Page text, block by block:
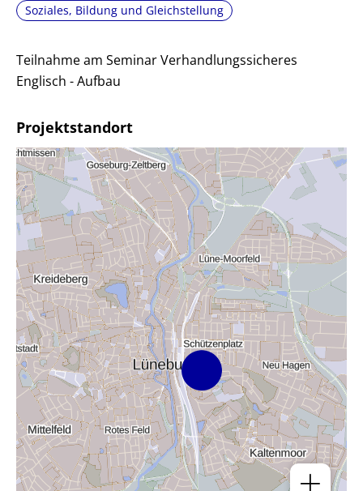
Soziales, Bildung und Gleichstellung
Teilnahme am Seminar Verhandlungssicheres
Englisch - Aufbau
Projektstandort